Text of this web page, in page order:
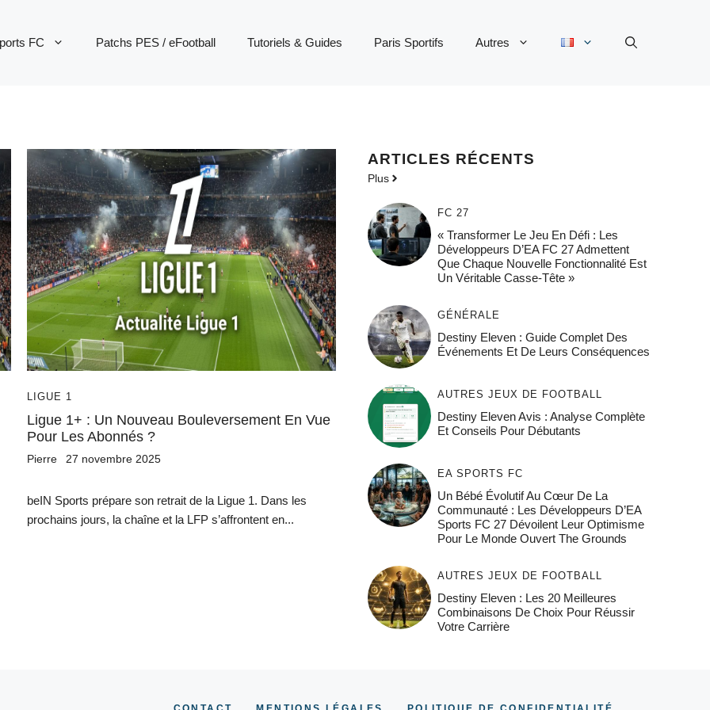
FC Patchs PES / eFootball Tutoriels & Guides Paris Sportifs Autres
LIGUE 1
Ligue 1+ : Un Nouveau Bouleversement En Vue
Pour Les Abonnés ?
Pierre 27 novembre 2025
beIN Sports prépare son retrait de la Ligue 1. Dans les
prochains jours, la chaîne et la LFP s’affrontent en...
ARTICLES RÉCENTS
Plus
FC 27
« Transformer Le Jeu En Défi : Les
Développeurs D’EA FC 27 Admettent
Que Chaque Nouvelle Fonctionnalité Est
Un Véritable Casse-Tête »
GÉNÉRALE
Destiny Eleven : Guide Complet Des
Événements Et De Leurs Conséquences
AUTRES JEUX DE FOOTBALL
Destiny Eleven Avis : Analyse Complète
Et Conseils Pour Débutants
EA SPORTS FC
Un Bébé Évolutif Au Cœur De La
Communauté : Les Développeurs D’EA
Sports FC 27 Dévoilent Leur Optimisme
Pour Le Monde Ouvert The Grounds
AUTRES JEUX DE FOOTBALL
Destiny Eleven : Les 20 Meilleures
Combinaisons De Choix Pour Réussir
Votre Carrière